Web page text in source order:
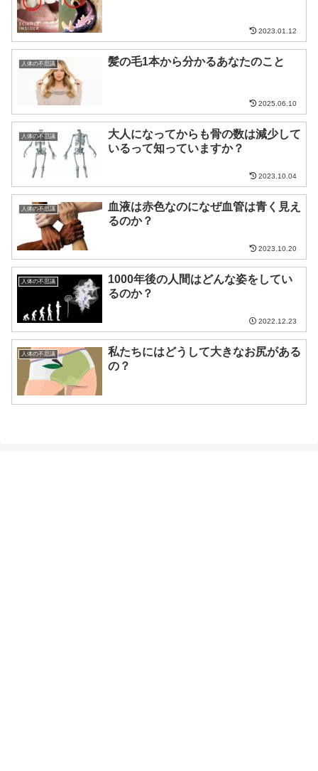
2023.01.12
人体の不思議 髪の毛1本から分かるあなたのこと
2025.06.10
人体の不思議
大人になってからも骨の数は減少して
いるって知っていますか？
2023.10.04
人体の不思議
血液は赤色なのになぜ血管は青く見え
るのか？
2023.10.20
人体の不思議
1000年後の人間はどんな姿をしてい
るのか？
2022.12.23
人体の不思議
私たちにはどうして大きなお尻がある
の？